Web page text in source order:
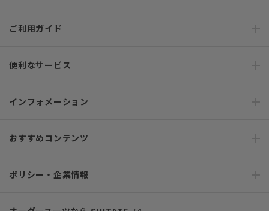
ご利用ガイド
便利なサービス
インフォメーション
おすすめコンテンツ
ポリシー・企業情報